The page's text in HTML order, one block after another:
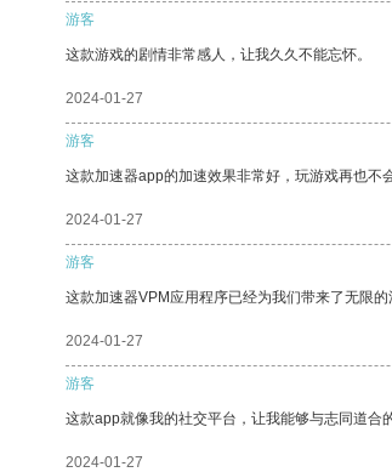
游客
这款游戏的剧情非常感人，让我久久不能忘怀。
2024-01-27
游客
这款加速器app的加速效果非常好，玩游戏再也不
2024-01-27
游客
这款加速器VPM应用程序已经为我们带来了无限的
2024-01-27
游客
这款app就像我的社交平台，让我能够与志同道合
2024-01-27